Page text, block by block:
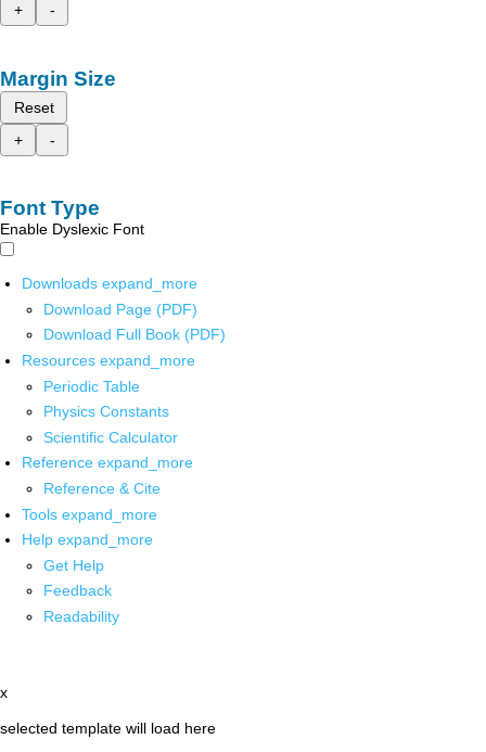
+
-
Margin Size
Reset
+
-
Font Type
Enable Dyslexic Font
Downloads expand_more
Download Page (PDF)
Download Full Book (PDF)
Resources expand_more
Periodic Table
Physics Constants
Scientific Calculator
Reference expand_more
Reference & Cite
Tools expand_more
Help expand_more
Get Help
Feedback
Readability
x
selected template will load here